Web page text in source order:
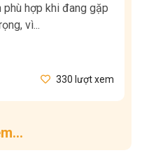
hợp khi đang gặp
vì...
330 lượt xem